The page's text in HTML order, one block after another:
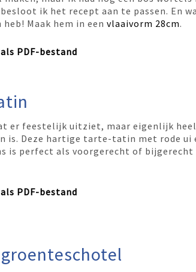
ik het recept aan te passen. En
Maak hem in een vlaaivorm 28cm.
PDF-bestand
er feestelijk uitziet, maar eigenlijk heel
is. Deze hartige tarte-tatin met rode ui
is perfect als voorgerecht of bijgerecht
PDF-bestand